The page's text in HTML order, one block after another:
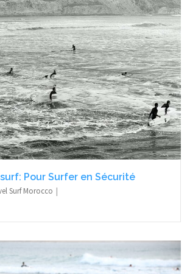
Pour Surfer en Sécurité
Surf Morocco